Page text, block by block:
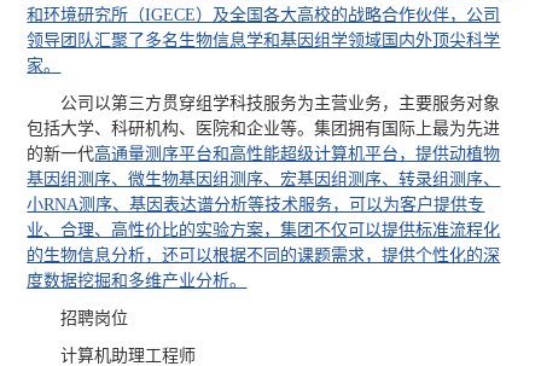
和环境研究所（IGECE）及全国各大高校的战略合作伙伴，公司
领导团队汇聚了多名生物信息学和基因组学领域国内外 顶尖科学
家。
公司以第三方贯穿组学科技服务为主营业务，主要服务对象
包括大学、科研机构、医院和企业等。集团拥有国际上最为先进
的新一代高通量测序平台和 高性能超级计算机平台，提供动植物
基因组测序、微生物基因组测序、宏基因组测序、转录组测序、
小RNA测序、基因表达谱分析等技术服务，可以为客户提供专
业、合理、高性价比的实验方案，集团不仅可以提供标准流程化
的生物信息分析，还可以根据不同的课题需求，提供个性化的深
度数据挖掘和多维产业分析。
招聘岗位
计算机助理工程师